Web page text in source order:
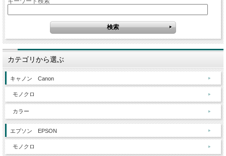
カテゴリから選ぶ
キャノン Canon
モノクロ
カラー
エプソン EPSON
モノクロ